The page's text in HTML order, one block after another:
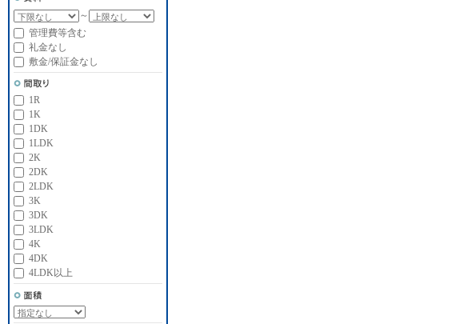
～
管理費等含む
礼金なし
敷金/保証金なし
1R
1K
1DK
1LDK
2K
2DK
2LDK
3K
3DK
3LDK
4K
4DK
4LDK以上